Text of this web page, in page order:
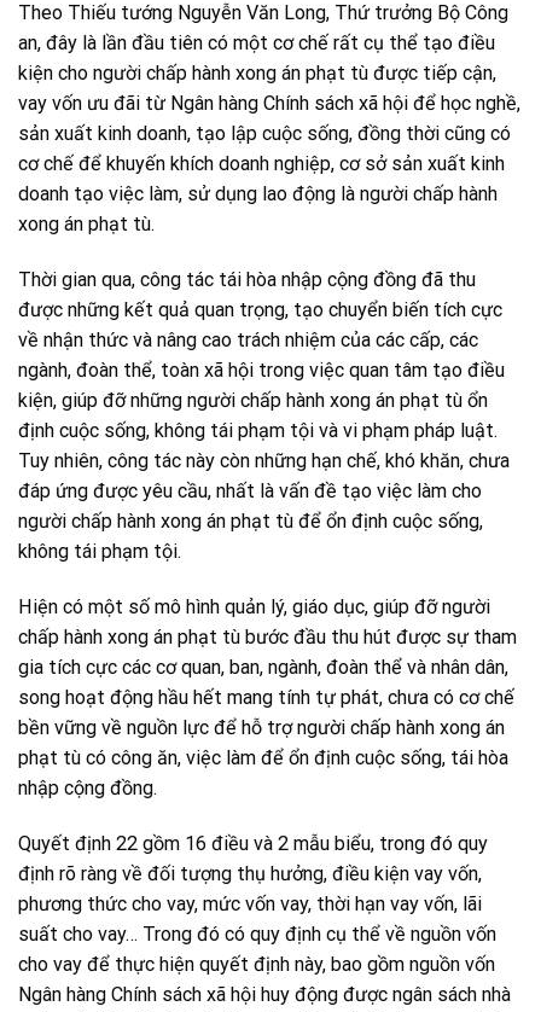
Theo Thiếu tướng Nguyễn Văn Long, Thứ trưởng Bộ Công
an, đây là lần đầu tiên có một cơ chế rất cụ thể tạo điều
kiện cho người chấp hành xong án phạt tù được tiếp cận,
vay vốn ưu đãi từ Ngân hàng Chính sách xã hội để học nghề,
sản xuất kinh doanh, tạo lập cuộc sống, đồng thời cũng có
cơ chế để khuyến khích doanh nghiệp, cơ sở sản xuất kinh
doanh tạo việc làm, sử dụng lao động là người chấp hành
xong án phạt tù.
Thời gian qua, công tác tái hòa nhập cộng đồng đã thu
được những kết quả quan trọng, tạo chuyển biến tích cực
về nhận thức và nâng cao trách nhiệm của các cấp, các
ngành, đoàn thể, toàn xã hội trong việc quan tâm tạo điều
kiện, giúp đỡ những người chấp hành xong án phạt tù ổn
định cuộc sống, không tái phạm tội và vi phạm pháp luật.
Tuy nhiên, công tác này còn những hạn chế, khó khăn, chưa
đáp ứng được yêu cầu, nhất là vấn đề tạo việc làm cho
người chấp hành xong án phạt tù để ổn định cuộc sống,
không tái phạm tội.
Hiện có một số mô hình quản lý, giáo dục, giúp đỡ người
chấp hành xong án phạt tù bước đầu thu hút được sự tham
gia tích cực các cơ quan, ban, ngành, đoàn thể và nhân dân,
song hoạt động hầu hết mang tính tự phát, chưa có cơ chế
bền vững về nguồn lực để hỗ trợ người chấp hành xong án
phạt tù có công ăn, việc làm để ổn định cuộc sống, tái hòa
nhập cộng đồng.
Quyết định 22 gồm 16 điều và 2 mẫu biểu, trong đó quy
định rõ ràng về đối tượng thụ hưởng, điều kiện vay vốn,
phương thức cho vay, mức vốn vay, thời hạn vay vốn, lãi
suất cho vay… Trong đó có quy định cụ thể về nguồn vốn
cho vay để thực hiện quyết định này, bao gồm nguồn vốn
Ngân hàng Chính sách xã hội huy động được ngân sách nhà